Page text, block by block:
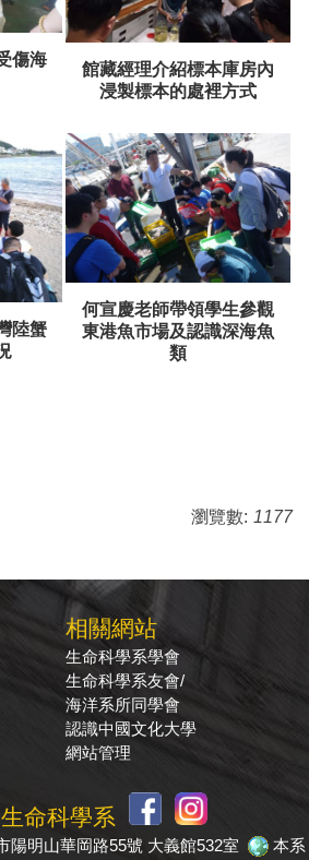
傷海
館藏經理介紹標本庫房內
浸製標本的處裡方式
陸蟹
何宣慶老師帶領學生參觀
東港魚市場及認識深海魚
類
瀏覽數: 1177
相關網站
生命科學系學會
生命科學系友會/
海洋系所同學會
認識中國文化大學
網站管理
命科學系
陽明山華岡路55號 大義館532室
本系